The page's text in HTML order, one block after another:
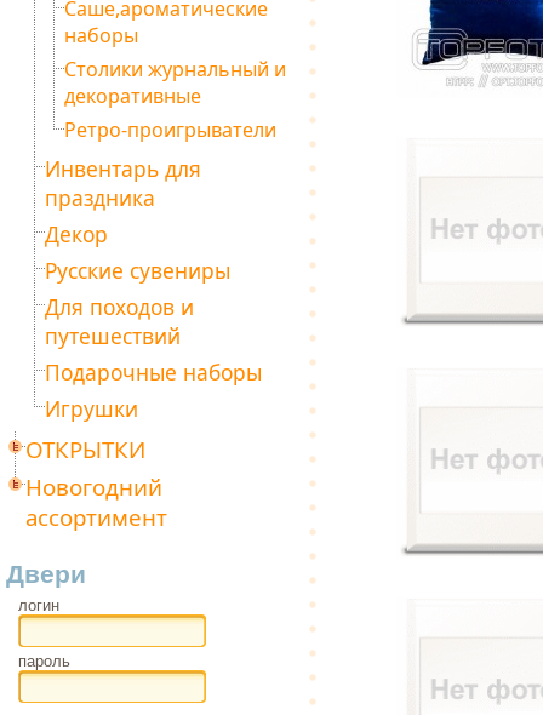
Саше,ароматические
наборы
Столики журнальный и
декоративные
Ретро-проигрыватели
Инвентарь для
праздника
Декор
Русские сувениры
Для походов и
путешествий
Подарочные наборы
Игрушки
ОТКРЫТКИ
Новогодний
ассортимент
Двери
логин
пароль